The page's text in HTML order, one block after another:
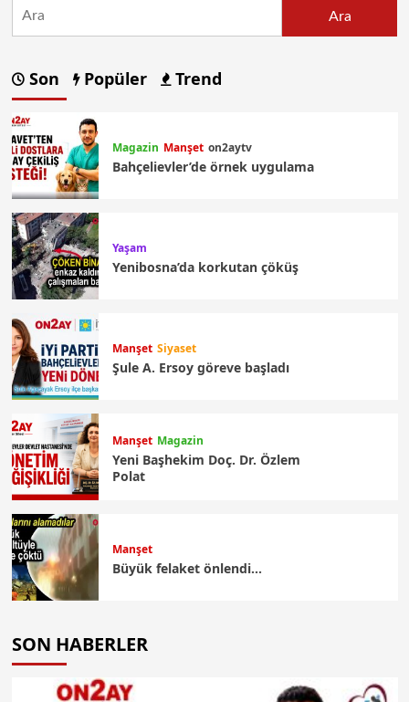
Ara
Son Popüler Trend
Magazin Manşet on2aytv
Bahçelievler’de örnek uygulama
Yaşam
Yenibosna’da korkutan çöküş
Manşet Siyaset
Şule A. Ersoy göreve başladı
Manşet Magazin
Yeni Başhekim Doç. Dr. Özlem
Polat
Manşet
Büyük felaket önlendi…
SON HABERLER